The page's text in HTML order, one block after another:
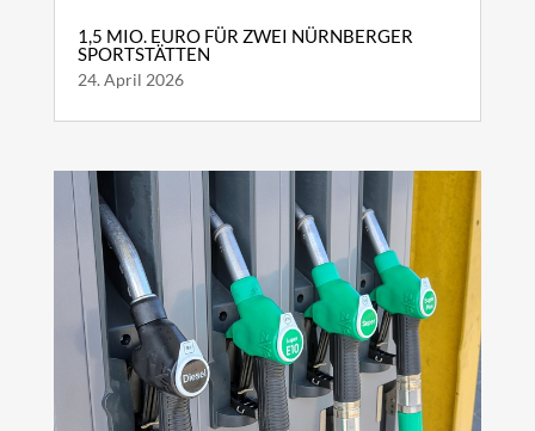
1,5 MIO. EURO FÜR ZWEI NÜRNBERGER
SPORTSTÄTTEN
24. April 2026